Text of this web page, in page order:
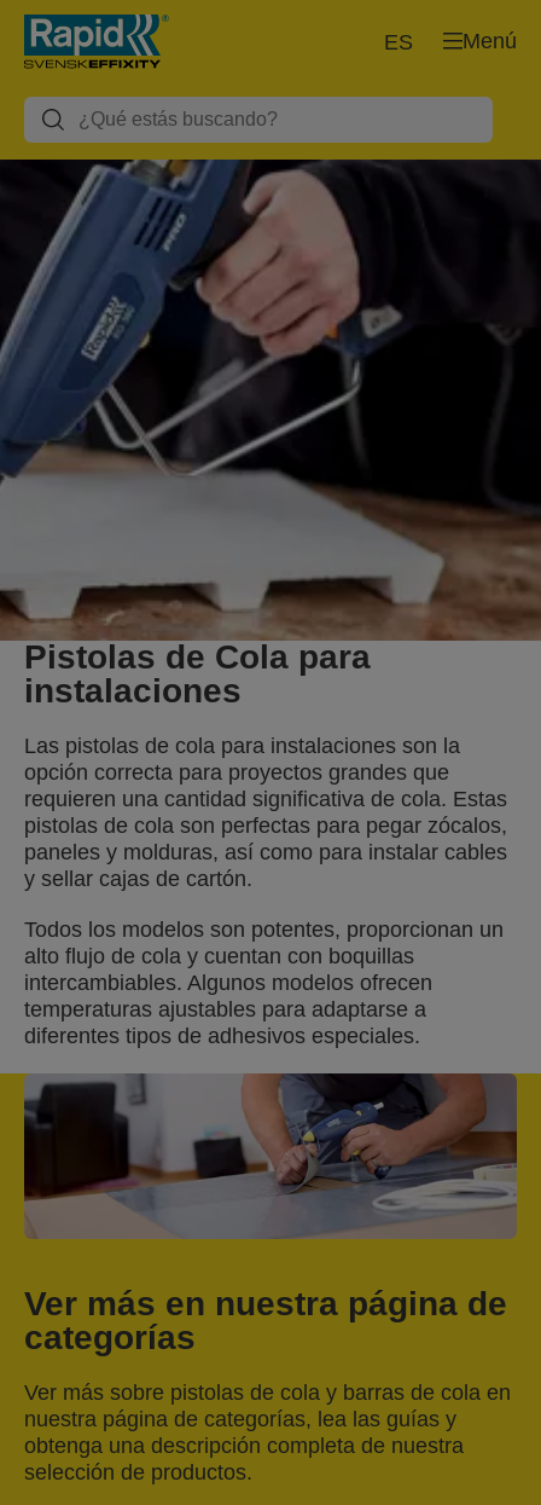
Menú
ES
Pistolas de Cola para
instalaciones
Las pistolas de cola para instalaciones son la
opción correcta para proyectos grandes que
requieren una cantidad significativa de cola. Estas
pistolas de cola son perfectas para pegar zócalos,
paneles y molduras, así como para instalar cables
y sellar cajas de cartón.
Todos los modelos son potentes, proporcionan un
alto flujo de cola y cuentan con boquillas
intercambiables. Algunos modelos ofrecen
temperaturas ajustables para adaptarse a
diferentes tipos de adhesivos especiales.
Ver más en nuestra página de
categorías
Ver más sobre pistolas de cola y barras de cola en
nuestra página de categorías, lea las guías y
obtenga una descripción completa de nuestra
selección de productos.